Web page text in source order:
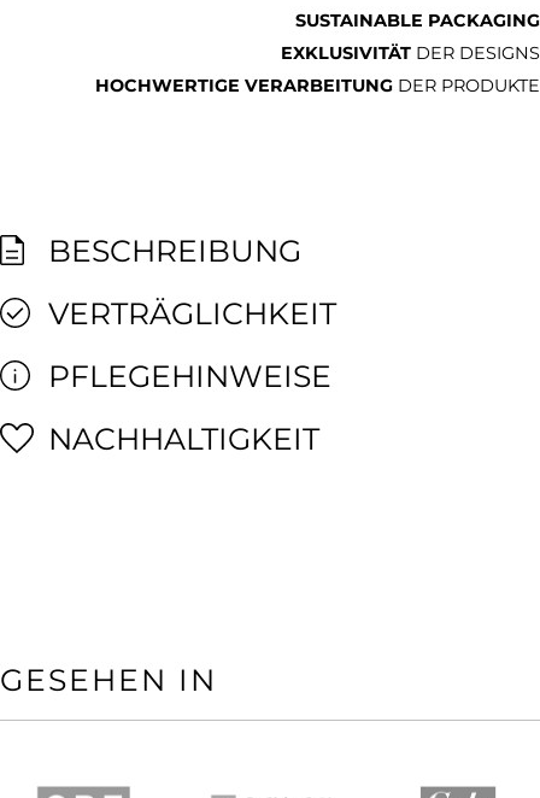
SUSTAINABLE PACKAGING
EXKLUSIVITÄT DER DESIGNS
HOCHWERTIGE VERARBEITUNG DER PRODUKTE
BESCHREIBUNG
VERTRÄGLICHKEIT
PFLEGEHINWEISE
NACHHALTIGKEIT
GESEHEN IN